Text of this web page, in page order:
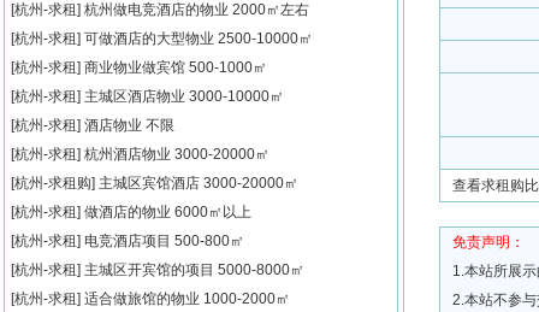
查看求租购
免责声明：
1.本站所展
2.本站不参
[杭州-求租] 杭州做电竞酒店的物业 2000㎡左右
[杭州-求租] 可做酒店的大型物业 2500-10000㎡
[杭州-求租] 商业物业做宾馆 500-1000㎡
[杭州-求租] 主城区酒店物业 3000-10000㎡
[杭州-求租] 酒店物业 不限
[杭州-求租] 杭州酒店物业 3000-20000㎡
[杭州-求租购] 主城区宾馆酒店 3000-20000㎡
[杭州-求租] 做酒店的物业 6000㎡以上
[杭州-求租] 电竞酒店项目 500-800㎡
[杭州-求租] 主城区开宾馆的项目 5000-8000㎡
[杭州-求租] 适合做旅馆的物业 1000-2000㎡